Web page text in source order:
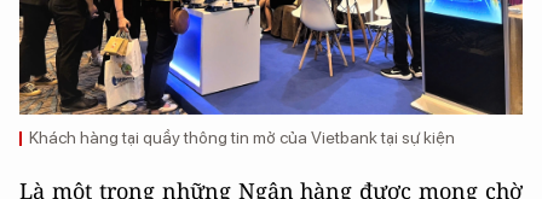
Khách hàng tại quầy thông tin mở của Vietbank tại sự kiện
Là một trong những Ngân hàng được mong chờ